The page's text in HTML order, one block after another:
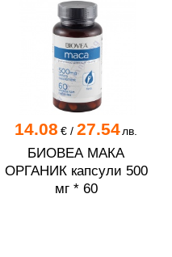
14.08 €/ 27.54лв.
БИОВЕА МАКА
ОРГАНИК капсули 500
мг * 60